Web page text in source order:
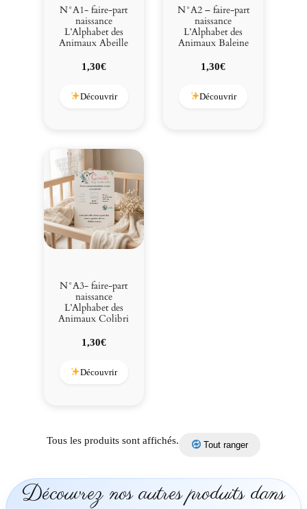
N°A1- faire-part
naissance
L’Alphabet des
Animaux Abeille
1,30€
Découvrir
N°A2 – faire-part
naissance
L’Alphabet des
Animaux Baleine
1,30€
Découvrir
N°A3- faire-part
naissance
L’Alphabet des
Animaux Colibri
1,30€
Découvrir
Tous les produits sont affichés. Tout ranger
Découvrez nos autres produits dans